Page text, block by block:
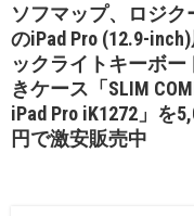
ソフマップ、ロジク
のiPad Pro (12.9-
ックライトキーボー
きケース「SLIM
iPad Pro iK1272」を
円で激安販売中